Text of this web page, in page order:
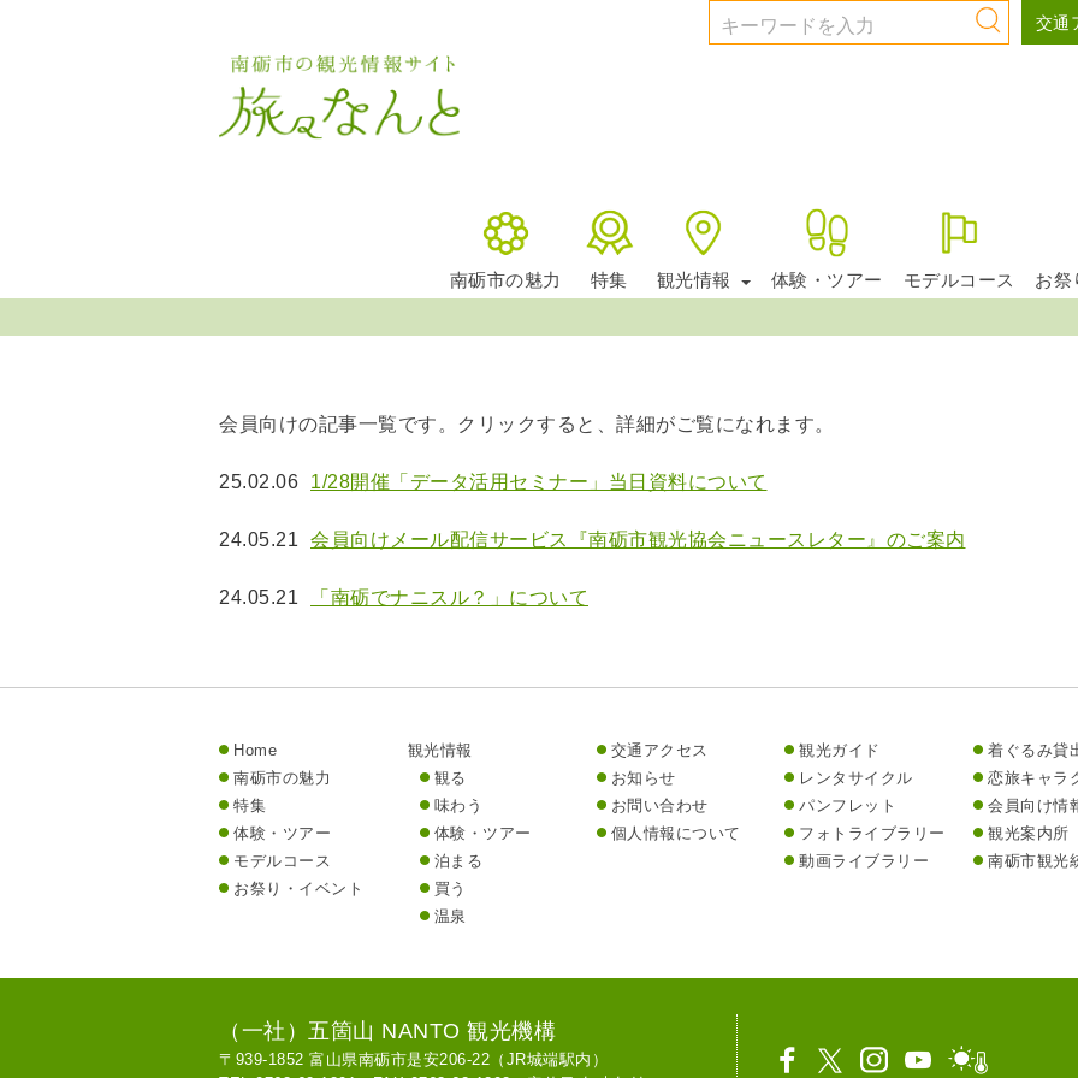
交通
南砺市の魅力 特集 観光情報 体験・ツアー モデルコース お祭
会員向け情報
会員向けの記事一覧です。クリックすると、詳細がご覧になれます。
25.02.06 1/28開催「データ活用セミナー」当日資料について
24.05.21 会員向けメール配信サービス『南砺市観光協会ニュースレター』のご案内
24.05.21 「南砺でナニスル？」について
Home
南砺市の魅力
特集
体験・ツアー
モデルコース
お祭り・イベント
観光情報
観る
味わう
体験・ツアー
泊まる
買う
温泉
交通アクセス
お知らせ
お問い合わせ
個人情報について
観光ガイド
レンタサイクル
パンフレット
フォトライブラリー
動画ライブラリー
着ぐるみ貸
恋旅キャラ
会員向け情
観光案内所
南砺市観光
（一社）五箇山 NANTO 観光機構
〒939-1852 富山県南砺市是安206-22（JR城端駅内）